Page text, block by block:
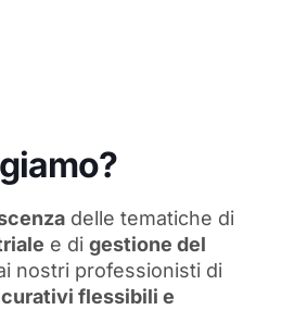
delle tematiche di
e di gestione del
nostri professionisti di
flessibili e